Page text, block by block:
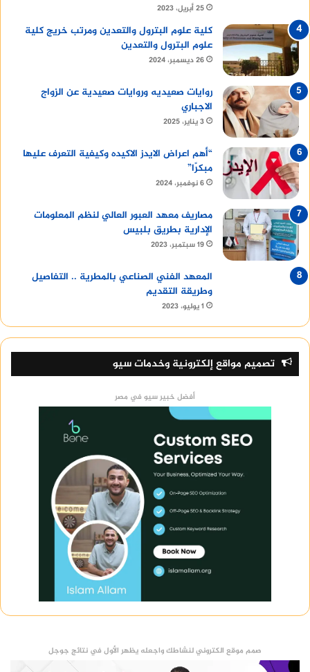
25 أبريل، 2023
كلية علوم البترول والتعدين ومرتب خريج كلية
علوم البترول والتعدين
26 ديسمبر، 2024
روايات صعيديه وروايات صعيدية عن الزواج
الاجباري
3 يناير، 2025
“أهم اعراض الايدز الاكيده وكيفية التعرف عليها
مبكرًا”
6 نوفمبر، 2024
مصاريف معهد العبور العالي لنظم المعلومات
الإدارية بطريق بلبيس
19 سبتمبر، 2023
المعهد الفني الصناعي بالمطرية .. التفاصيل
وطريقة التقديم
1 يوليو، 2023
تصميم مواقع إلكترونية وخدمات سيو
أفضل خبير سيو في مصر
صمم موقع الكتروني لنشاطك واجعله يظهر الأول في نتائج جوجل